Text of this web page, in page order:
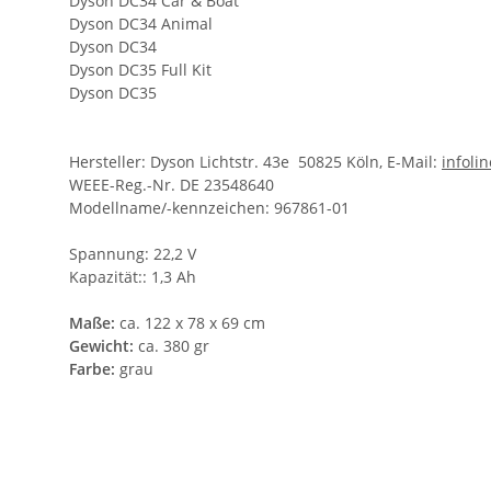
Dyson DC34 Animal
Dyson DC34
Dyson DC35 Full Kit
Dyson DC35
Hersteller: Dyson Lichtstr. 43e 50825 Köln, E-Mail:
WEEE-Reg.-Nr. DE 23548640
Modellname/-kennzeichen: 967861-01
Spannung: 22,2 V
Kapazität:: 1,3 Ah
Maße: ca. 122 x 78 x 69 cm
Gewicht: ca. 380 gr
Farbe: grau